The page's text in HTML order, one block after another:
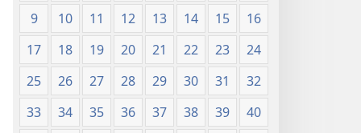
9
10 11 12 13 14 15
16
17
18 19 20 21 22 23
24
25
26 27 28 29 30 31
32
33
34 35 36 37 38 39
40